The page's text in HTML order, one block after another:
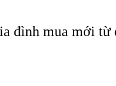
đình mua mới từ